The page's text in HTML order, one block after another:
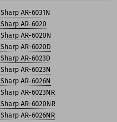
Sharp AR-6031N
Sharp AR-6020
Sharp AR-6020N
Sharp AR-6020D
Sharp AR-6023D
Sharp AR-6023N
Sharp AR-6026N
Sharp AR-6023NR
Sharp AR-6020NR
Sharp AR-6026NR